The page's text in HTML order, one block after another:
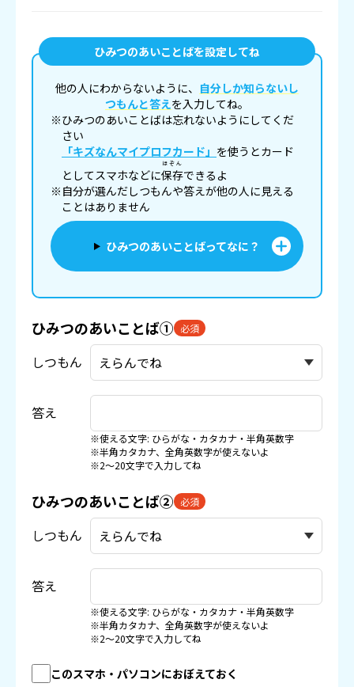
ひみつのあいことばを設定してね
他の人にわからないように、 自分しか知らないし
つもんと答えを入力してね。
※ひみつのあいことばは忘れないようにしてくだ
さい
「キズなんマイプロフカード」 を使うとカード
としてスマホなどに保存
ほぞん
できるよ
※自分が選んだしつもんや答えが他の人に見える
ことはありません
ひみつのあいことばってなに？
ひみつのあいことば① 必須
しつもん
答え
※使える文字: ひらがな・カタカナ・半角英数字
※半角カタカナ、全角英数字が使えないよ
※2〜20文字で入力してね
ひみつのあいことば② 必須
しつもん
答え
※使える文字: ひらがな・カタカナ・半角英数字
※半角カタカナ、全角英数字が使えないよ
※2〜20文字で入力してね
このスマホ・パソコンにおぼえておく